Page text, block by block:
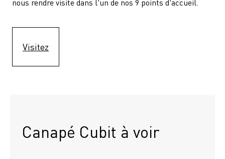
nous rendre visite dans l'un de nos 9 points d'accueil.
Visitez
Canapé Cubit à voir